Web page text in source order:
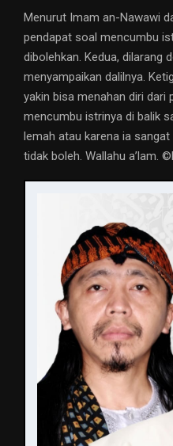
Menurut Imam an-Nawawi
pendapat soal mencumbu
dibolehkan. Kedua, dilarang
menyampaikan dalilnya.
yakin bisa menahan diri dari
mencumbu istrinya di balik
lemah atau karena ia
tidak boleh. Wallahu a’lam.